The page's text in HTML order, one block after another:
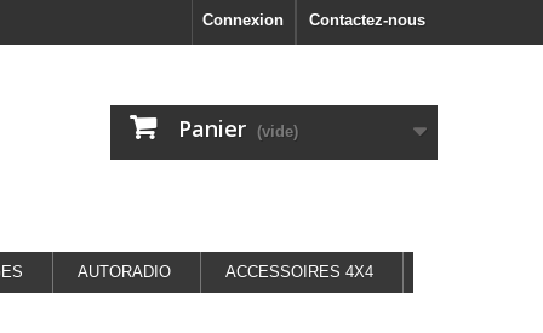
Contactez-nous
Connexion
Panier (vide)
AUTORADIO ACCESSOIRES 4X4